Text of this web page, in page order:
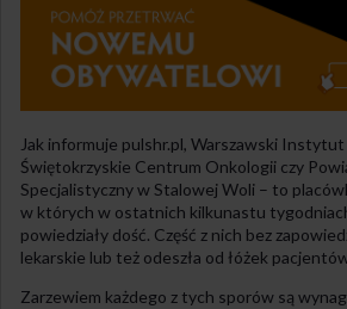
Jak informuje pulshr.pl, Warszawski
Świętokrzyskie Centrum Onkologii czy
Specjalistyczny w Stalowej Woli – to
w których w ostatnich kilkunastu
powiedziały dość. Część z nich bez
lekarskie lub też odeszła od łóżek
Zarzewiem każdego z tych sporów są